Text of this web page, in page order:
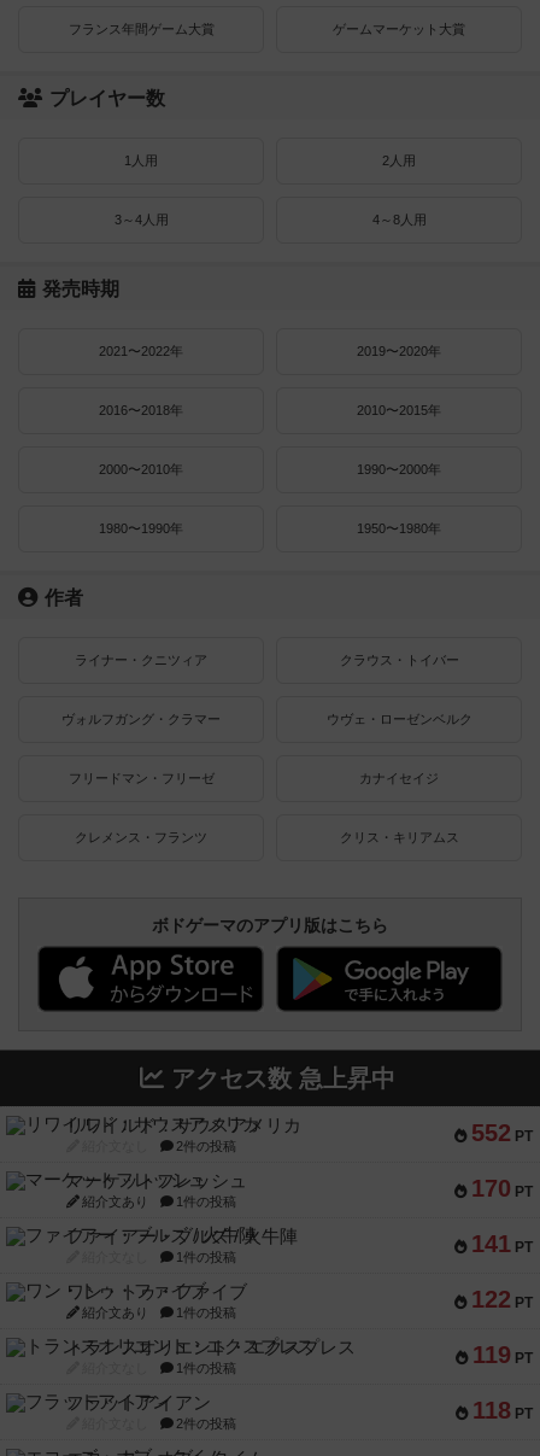
フランス年間ゲーム大賞 ゲームマーケット大賞
プレイヤー数
1人用 2人用
3～4人用 4～8人用
発売時期
2021〜2022年 2019〜2020年
2016〜2018年 2010〜2015年
2000〜2010年 1990〜2000年
1980〜1990年 1950〜1980年
作者
ライナー・クニツィア クラウス・トイバー
ヴォルフガング・クラマー ウヴェ・ローゼンベルク
フリードマン・フリーゼ カナイセイジ
クレメンス・フランツ クリス・キリアムス
ボドゲーマのアプリ版はこちら
アクセス数 急上昇中
552 PT
リワイルド：サウスアメリカ
2件の投稿
170 PT
マーケットフレッシュ
紹介文あり 1件の投稿
141 PT
ファイアー・ブルズ / 火牛陣
1件の投稿
122 PT
ワン・トゥ・ファイブ
紹介文あり 1件の投稿
119 PT
トランスオリエント・エクスプレス
1件の投稿
118 PT
フラットアイアン
2件の投稿